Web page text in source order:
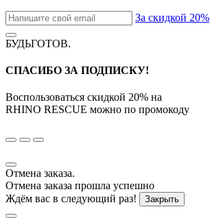
За скидкой 20%
БУДЬГОТОВ.
СПАСИБО ЗА ПОДПИСКУ!
Воспользоваться скидкой 20% на
RHINO RESCUE можно по промокоду
Отмена заказа.
Отмена заказа прошла успешно
Ждём вас в следующий раз!
Закрыть